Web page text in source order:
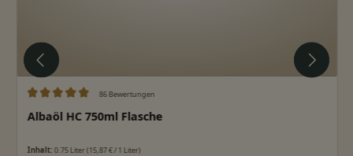
86 Bewertungen
Albaöl HC 750ml Flasche
Inhalt: 0.75 Liter(15,87 € / 1 Liter)